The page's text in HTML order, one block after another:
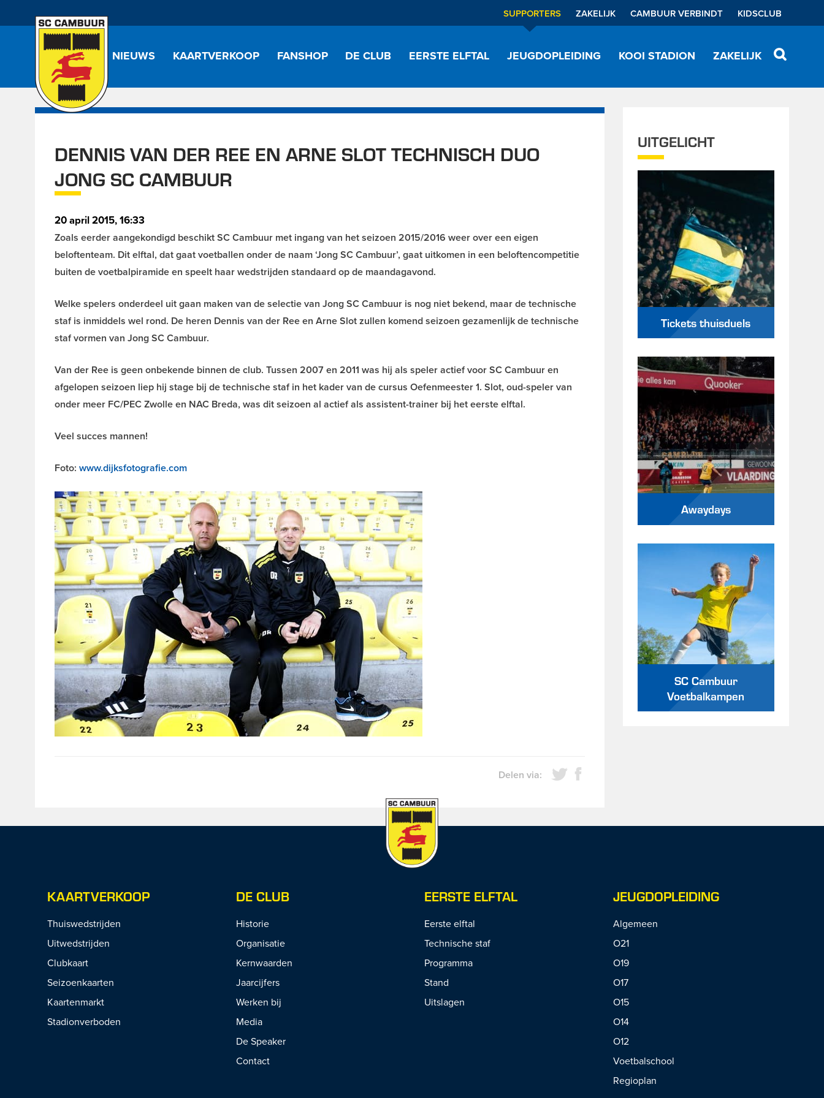
SUPPORTERS ZAKELIJK CAMBUUR VERBINDT KIDSCLUB
NIEUWS KAARTVERKOOP FANSHOP DE CLUB EERSTE ELFTAL JEUGDOPLEIDING KOOI STADION ZAKELIJK
DENNIS VAN DER REE EN ARNE SLOT TECHNISCH DUO
JONG SC CAMBUUR
20 april 2015, 16:33
Zoals eerder aangekondigd beschikt SC Cambuur met ingang van het seizoen 2015/2016 weer over een eigen
beloftenteam. Dit elftal, dat gaat voetballen onder de naam ‘Jong SC Cambuur’, gaat uitkomen in een beloftencompetitie
buiten de voetbalpiramide en speelt haar wedstrijden standaard op de maandagavond.
Welke spelers onderdeel uit gaan maken van de selectie van Jong SC Cambuur is nog niet bekend, maar de technische
staf is inmiddels wel rond. De heren Dennis van der Ree en Arne Slot zullen komend seizoen gezamenlijk de technische
staf vormen van Jong SC Cambuur.
Van der Ree is geen onbekende binnen de club. Tussen 2007 en 2011 was hij als speler actief voor SC Cambuur en
afgelopen seizoen liep hij stage bij de technische staf in het kader van de cursus Oefenmeester 1. Slot, oud-speler van
onder meer FC/PEC Zwolle en NAC Breda, was dit seizoen al actief als assistent-trainer bij het eerste elftal.
Veel succes mannen!
Foto: www.dijksfotografie.com
Delen via:
UITGELICHT
Tickets thuisduels
Awaydays
SC Cambuur
Voetbalkampen
KAARTVERKOOP
Thuiswedstrijden
Uitwedstrijden
Clubkaart
Seizoenkaarten
Kaartenmarkt
Stadionverboden
DE CLUB
Historie
Organisatie
Kernwaarden
Jaarcijfers
Werken bij
Media
De Speaker
Contact
EERSTE ELFTAL
Eerste elftal
Technische staf
Programma
Stand
Uitslagen
JEUGDOPLEIDING
Algemeen
O21
O19
O17
O15
O14
O12
Voetbalschool
Regioplan